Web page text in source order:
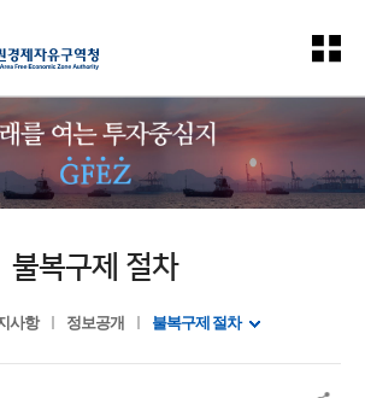
불복구제 절차
사항 정보공개 불복구제 절차